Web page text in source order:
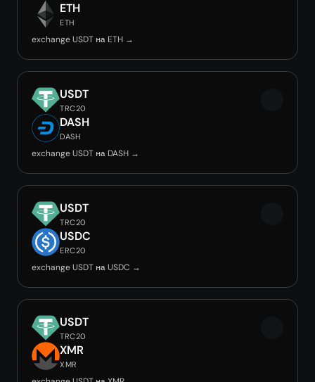
ETH
ETH
exchange USDT на ETH →
USDT
TRC20
DASH
DASH
exchange USDT на DASH →
USDT
TRC20
USDC
ERC20
exchange USDT на USDC →
USDT
TRC20
XMR
XMR